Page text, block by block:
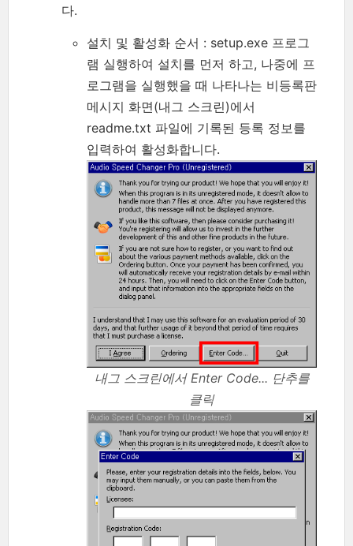
다.
설치 및 활성화 순서 : setup.exe 프로그
램 실행하여 설치를 먼저 하고, 나중에 프
로그램을 실행했을 때 나타나는 비등록판
메시지 화면(내그 스크린)에서
readme.txt 파일에 기록된 등록 정보를
입력하여 활성화합니다.
내그 스크린에서 Enter Code... 단추를
클릭